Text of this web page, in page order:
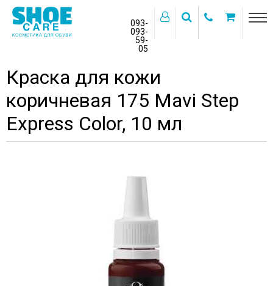
093-
093-
59-
05
Краска для кожи
коричневая 175 Mavi Step
Express Color, 10 мл